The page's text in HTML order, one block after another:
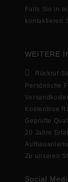
Falls Sie in
kontaktieren
WEITERE
Rückruf-
Persönliche
Kostenlose
Geprüfte
20 Jahre
Zu unseren
Social